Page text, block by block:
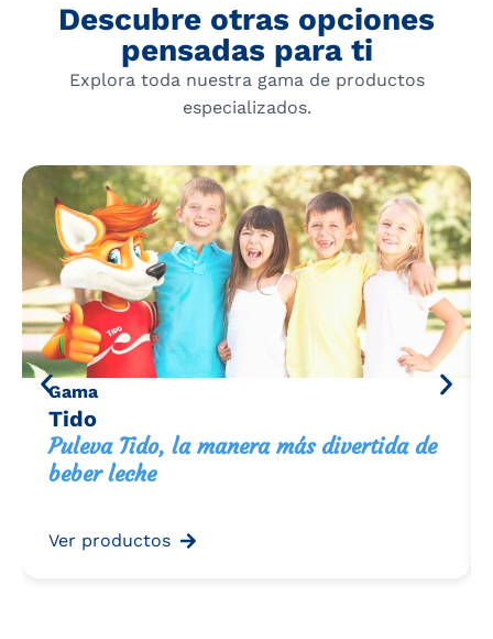
Descubre otras opciones
pensadas para ti
Explora toda nuestra gama de productos
especializados.
Gama
Tido
Puleva Tido, la manera más divertida de
beber leche
Ver productos